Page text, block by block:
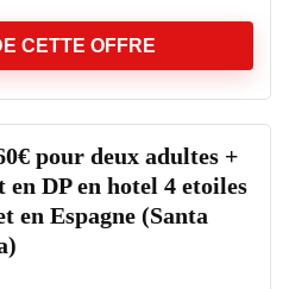
CETTE OFFRE
pour deux adultes +
en DP en hotel 4 etoiles
en Espagne (Santa